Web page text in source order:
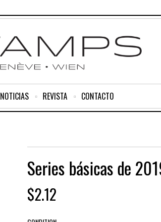
NOTICIAS REVISTA CONTACTO
Series básicas de
$2.12